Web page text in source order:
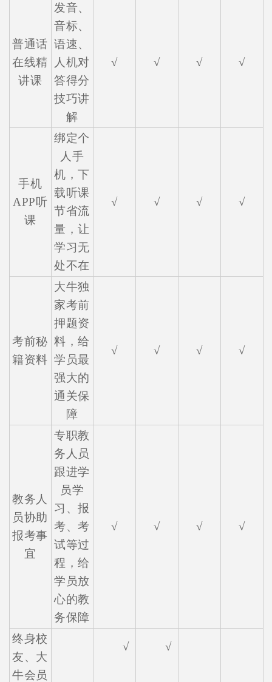
普通话
在线精
讲课
发音、
音标、
语速、
人机对
答得分
技巧讲
解
√ √ √ √
手机
APP听
课
绑定个
人手
机，下
载听课
节省流
量，让
学习无
处不在
√ √ √ √
考前秘
籍资料
大牛独
家考前
押题资
料，给
学员最
强大的
通关保
障
√ √ √ √
教务人
员协助
报考事
宜
专职教
务人员
跟进学
员学
习、报
考、考
试等过
程，给
学员放
心的教
务保障
√ √ √ √
终身校
友、大
牛会员
√ √